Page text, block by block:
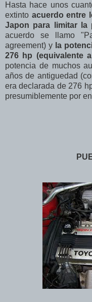
Hasta hace unos
extinto acuerdo entre
Japon para limitar la
acuerdo se llamo
agreement) y la
276 hp (equivalente
potencia de muchos
años de antiguedad
era declarada de 276
presumiblemente por